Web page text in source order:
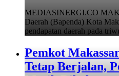
MEDIASINERGI.CO
Daerah (Bapenda) Kota
pendapatan daerah pada
Pemkot
Tetap Berjalan,